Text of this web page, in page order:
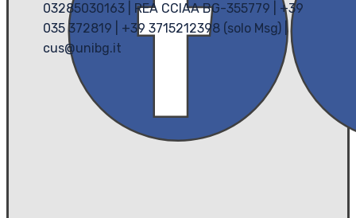
03285030163 | REA CCIAA BG-355779 | +39
035 372819 | +39 3715212398 (solo Msg) |
cus@unibg.it